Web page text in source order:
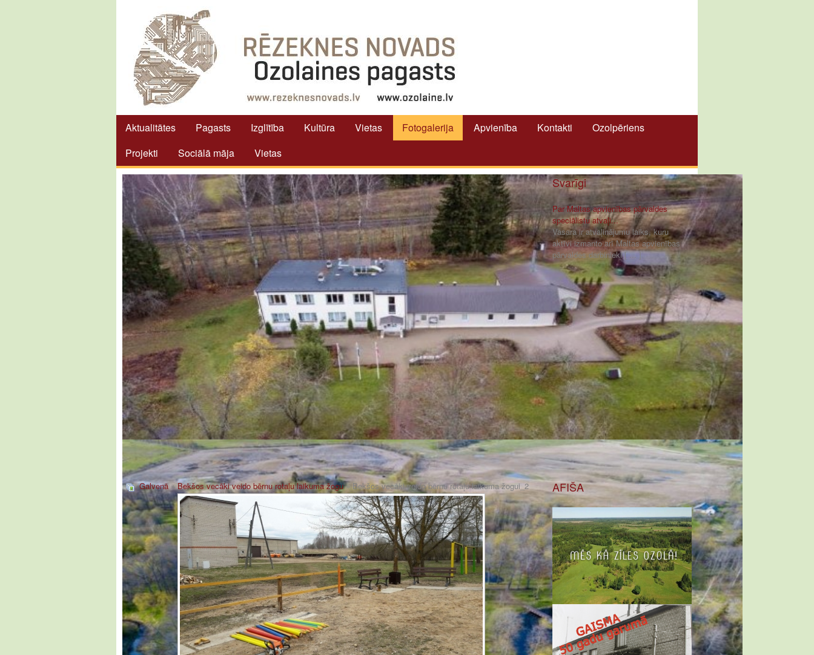
Aktualitātes Pagasts Izglītība Kultūra Vietas Fotogalerija Apvienība Kontakti
Ozolpēriens
Projekti
Sociālā māja Vietas
Svarīgi
Par Maltas apvienības pārvaldes
speciālistu atvaļi...
Vasara ir atvaļinājumu laiks, kuru
aktīvi izmanto arī Maltas apvienības
pārvaldes darbinieki [ ... ]
Galvenā»Bekšos vecāki veido bērnu rotaļu laikuma žogu» Bekšos vecāki veido bērnu rotaļu laikuma žogui_2 AFIŠA